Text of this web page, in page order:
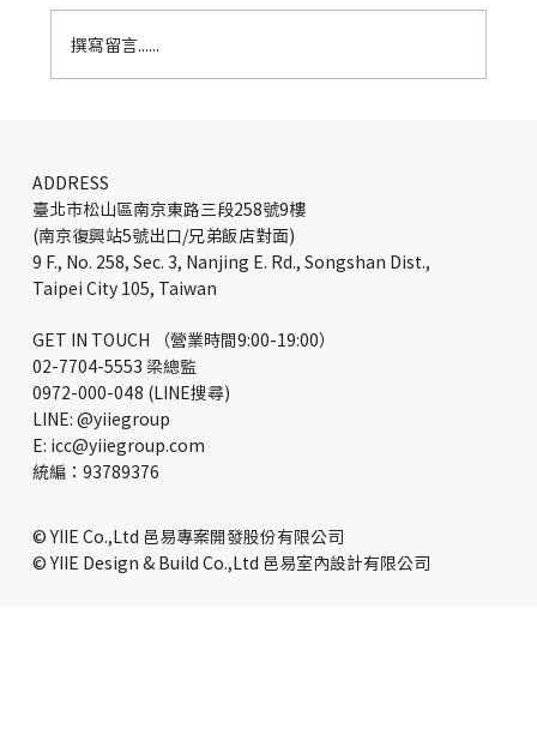
央行年底前降息
撰寫留言......
ADDRESS
臺北市松山區南京東路三段258號9樓
(南京復興站5號出口/兄弟飯店對面)
9 F., No. 258, Sec. 3, Nanjing E. Rd., Songshan Dist.,
Taipei City 105, Taiwan
GET IN TOUCH （營業時間9:00-19:00）
02-7704-5553 梁總監
0972-000-048 (LINE搜尋)
LINE: @yiiegroup
E: icc@yiiegroup.com
​統編：93789376
© YIIE Co.,Ltd 邑易專案開發股份有限公司
© YIIE Design & Build Co.,Ltd 邑易室內設計有限公司